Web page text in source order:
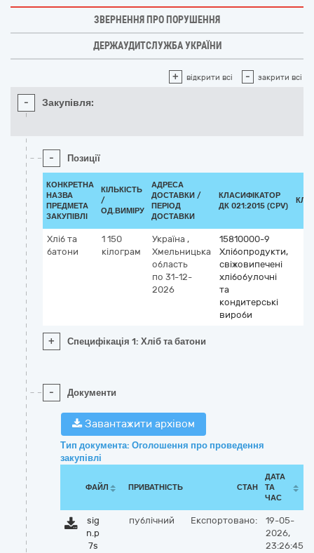
ЗВЕРНЕННЯ ПРО ПОРУШЕННЯ
ДЕРЖАУДИТСЛУЖБА УКРАЇНИ
+ відкрити всі - закрити всі
- Закупівля:
- Позиції
КОНКРЕТНА
НАЗВА
ПРЕДМЕТА
ЗАКУПІВЛІ
КІЛЬКІСТЬ
/
ОД.ВИМІРУ
АДРЕСА
ДОСТАВКИ /
ПЕРІОД
ДОСТАВКИ
КЛАСИФІКАТОР
ДК 021:2015 (CPV)
Хліб та
батони
1 150
кілограм
Україна ,
Хмельницька
область
по 31-12-
2026
15810000-9
Хлібопродукти,
свіжовипечені
хлібобулочні
та
кондитерські
вироби
+ Специфікація 1: Хліб та батони
- Документи
Завантажити архівом
Тип документа: Оголошення про проведення
закупівлі
ФАЙЛ ПРИВАТНІСТЬ СТАН
ДАТА
ТА
ЧАС
sig
n.p
7s
публічний Експортовано:
19-05-
2026,
23:26:45